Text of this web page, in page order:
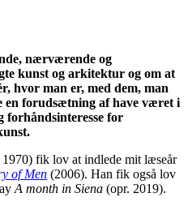
nærværende og
kunst og arkitektur og om at
hvor man er, med dem, man
en forudsætning af have været i
forhåndsinteresse for
fik lov at indlede mit læseår
of Men (2006). Han fik også lov
A month in Siena (opr. 2019).